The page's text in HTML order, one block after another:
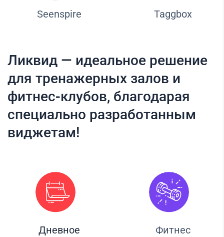
Seenspire Taggbox
Ликвид — идеальное решение
для тренажерных залов и
фитнес-клубов, благодарая
специально разработанным
виджетам!
Дневное
Фитнес